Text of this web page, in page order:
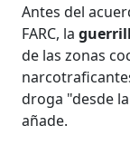
Antes del
FARC, la
de las zonas
droga "desde
añade.